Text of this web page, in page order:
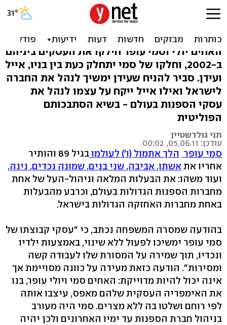
שאלת ה-10 מיליארד: קבוצת
האחים יולי וסמי עופר חילקו את העסקים ביניהם
ב-2002, וחלקו של סמי יתחלק כעת בין בניו, אייל
ועידן. סביר להניח שעידן ימשיך לנהל את החברה
לישראל ואילו אייל ייקח על עצמו לנהל את
עסקי הספנות בעולם - בשיא הסתבכותם
הפוליטית
תני גולדשטיין
עודכן: 05.06.11, 00:02
סמי עופר הלך אתמול (ו') לעולמו
בגיל 89 והותיר
אחריו אתאשתו, אביבה, שני בנים, שמונה נכדים, נינה,
ועוד משהו: את הבעלות המלאה וניהול-העל של אחת
מחברות הספנות הגדולות בעולם, וכרבע מהבעלות
באחת מחברות האחזקה הגדולות בישראל.
בהודעה שמסרה המשפחה נכתב, כי "עסקי קבוצתו של
סמי עופר ימשיכו לפעול ללא שינוי, באמצעות ילדיו
ונכדיו, תוך שמירה על המסורת שלו לעבודה קשה
ומסירות". הודעה כזאת מעידה על כוונה מסויימת אך
אינה יכול להיות מדוייקת: האחים סמי ויולי עופר, בנו
את האימפריה העסקית שלהם מאפס, עיצבו אותה
לפי רוחם ושלטו בה ללא מצרים. סמי היה מעורב
בניהול חברת הספנות עד ימיו האחרונים ולכן יהיה